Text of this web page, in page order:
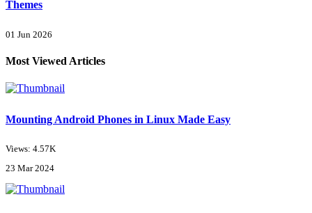
Themes
01 Jun 2026
Most Viewed Articles
Mounting Android Phones in Linux Made Easy
Views: 4.57K
23 Mar 2024